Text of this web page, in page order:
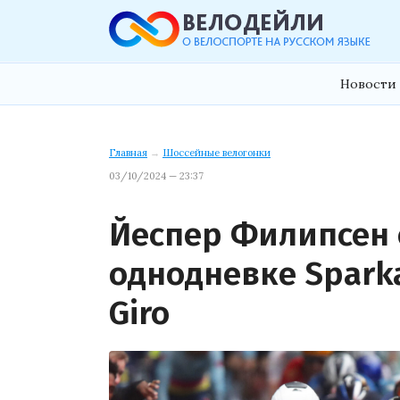
Новости
Главная → Шоссейные велогонки
03/10/2024 — 23:37
Йеспер Филипсен
однодневке
Giro